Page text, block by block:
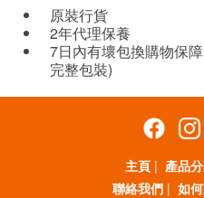
原裝行貨
2年代理保養
7日內有壞包換購物保
完整包裝)
主頁 | 產品
聯絡我們 | 如